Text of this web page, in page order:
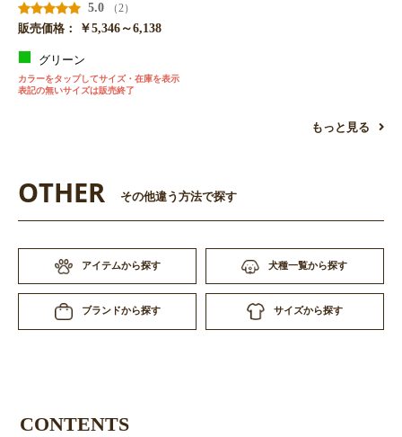
5.0
（2）
販売価格：
￥5,346～6,138
グリーン
カラーをタップしてサイズ・在庫を表示
表記の無いサイズは販売終了
もっと見る
OTHER その他違う方法で探す
アイテムから探す 犬種一覧から探す
ブランドから探す サイズから探す
CONTENTS